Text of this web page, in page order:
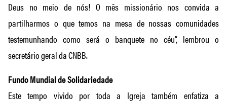
Deus no meio de nós! O mês missionário nos convida a
partilharmos o que temos na mesa de nossas comunidades
testemunhando como será o banquete no céu”, lembrou o
secretário geral da CNBB.
Fundo Mundial de Solidariedade
Este tempo vivido por toda a Igreja também enfatiza a